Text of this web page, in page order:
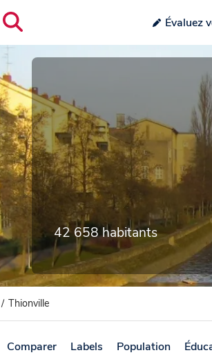
Évaluez
42 658 habitants
/ Thionville
Comparer Labels Population